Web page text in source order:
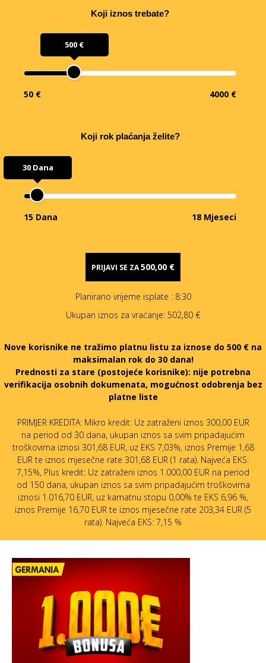
Koji iznos trebate?
500 €
50 € 4000 €
Koji rok plaćanja želite?
30 Dana
15 Dana 18 Mjeseci
PRIJAVI SE ZA500,00 €
Planirano vrijeme isplate : 8:30
Ukupan iznos za vraćanje: 502,80 €
Nove korisnike ne tražimo platnu listu za iznose do 500 € na
maksimalan rok do 30 dana!
Prednosti za stare (postojeće korisnike): nije potrebna
verifikacija osobnih dokumenata, mogućnost odobrenja bez
platne liste
PRIMJER KREDITA: Mikro kredit: Uz zatraženi iznos 300,00 EUR
na period od 30 dana, ukupan iznos sa svim pripadajućim
troškovima iznosi 301,68 EUR, uz EKS 7,03%, iznos Premije 1,68
EUR te iznos mjesečne rate 301,68 EUR (1 rata). Najveća EKS:
7,15%, Plus kredit: Uz zatraženi iznos 1.000,00 EUR na period
od 150 dana, ukupan iznos sa svim pripadajućim troškovima
iznosi 1.016,70 EUR, uz kamatnu stopu 0,00% te EKS 6,96 %,
iznos Premije 16,70 EUR te iznos mjesečne rate 203,34 EUR (5
rata). Najveća EKS: 7,15 %